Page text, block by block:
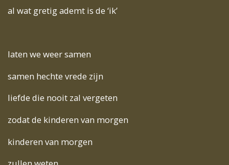
al wat gretig ademt is de ‘ik’
laten we weer samen
samen hechte vrede zijn
liefde die nooit zal vergeten
zodat de kinderen van morgen
kinderen van morgen